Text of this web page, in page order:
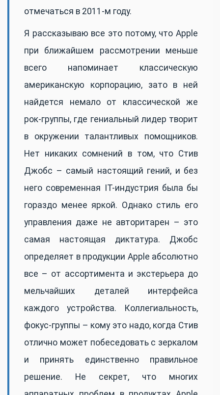
отмечаться в 2011-м году.
Я рассказываю все это потому, что Apple
при ближайшем рассмотрении меньше
всего напоминает классическую
американскую корпорацию, зато в ней
найдется немало от классической же
рок-группы, где гениальный лидер творит
в окружении талантливых помощников.
Нет никаких сомнений в том, что Стив
Джобс – самый настоящий гений, и без
него современная IT-индустрия была бы
гораздо менее яркой. Однако стиль его
управления даже не авторитарен – это
самая настоящая диктатура. Джобс
определяет в продукции Apple абсолютно
все – от ассортимента и экстерьера до
мельчайших деталей интерфейса
каждого устройства. Коллегиальность,
фокус-группы – кому это надо, когда Стив
отлично может побеседовать с зеркалом
и принять единственно правильное
решение. Не секрет, что многих